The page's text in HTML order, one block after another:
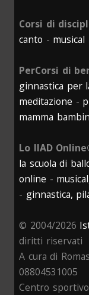
Corsi di
canto - musical
PerCorsi di
ginnastica per
meditazione -
mamma
Lo IIAD
la scuola di
online -
- ginnastica,
© 2004/2026
diritti riservati
A cura di
08804531005
Centro